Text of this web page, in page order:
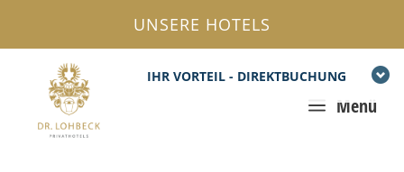
IHR VORTEIL - DIREKTBUCHUNG
a Menü
UNSERE HOTELS